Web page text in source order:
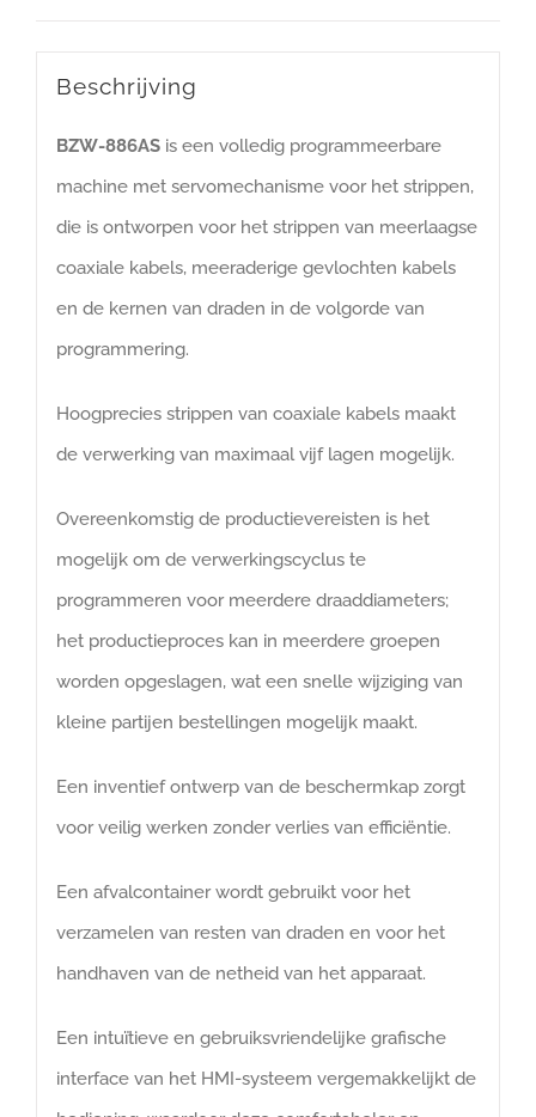
Beschrijving
BZW-886ASis een volledig programmeerbare
machine met servomechanisme voor het strippen,
die is ontworpen voor het strippen van meerlaagse
coaxiale kabels, meeraderige gevlochten kabels
en de kernen van draden in de volgorde van
programmering.
Hoogprecies strippen van coaxiale kabels maakt
de verwerking van maximaal vijf lagen mogelijk.
Overeenkomstig de productievereisten is het
mogelijk om de verwerkingscyclus te
programmeren voor meerdere draaddiameters;
het productieproces kan in meerdere groepen
worden opgeslagen, wat een snelle wijziging van
kleine partijen bestellingen mogelijk maakt.
Een inventief ontwerp van de beschermkap zorgt
voor veilig werken zonder verlies van efficiëntie.
Een afvalcontainer wordt gebruikt voor het
verzamelen van resten van draden en voor het
handhaven van de netheid van het apparaat.
Een intuïtieve en gebruiksvriendelijke grafische
interface van het HMI-systeem vergemakkelijkt de